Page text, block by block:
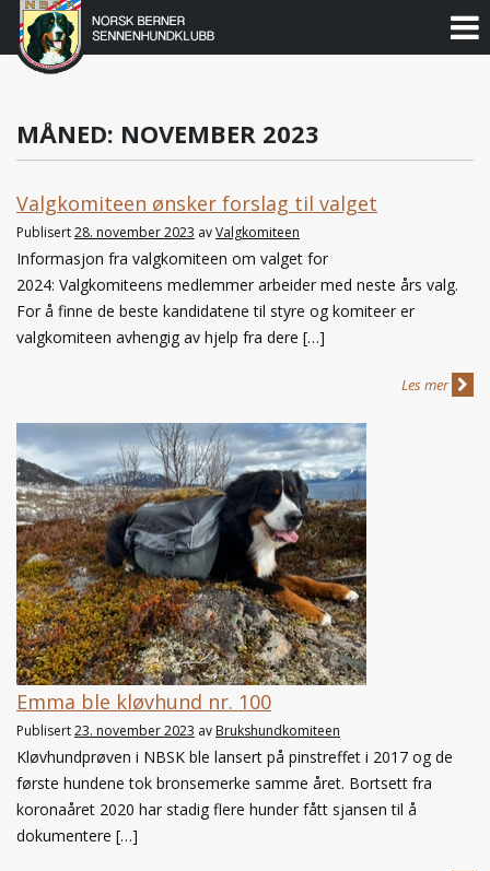
Gå
innholdet
Norsk
Berner
Sennenhundklubb
MÅNED: NOVEMBER 2023
Valgkomiteen ønsker forslag til valget
Publisert28. november 2023 avValgkomiteen
Informasjon fra valgkomiteen om valget for
2024: Valgkomiteens medlemmer arbeider med neste års valg.
For å finne de beste kandidatene til styre og komiteer er
valgkomiteen avhengig av hjelp fra dere […]
Les mer
Emma ble kløvhund nr. 100
Publisert23. november 2023 av Brukshundkomiteen
Kløvhundprøven i NBSK ble lansert på pinstreffet i 2017 og de
første hundene tok bronsemerke samme året. Bortsett fra
koronaåret 2020 har stadig flere hunder fått sjansen til å
dokumentere […]